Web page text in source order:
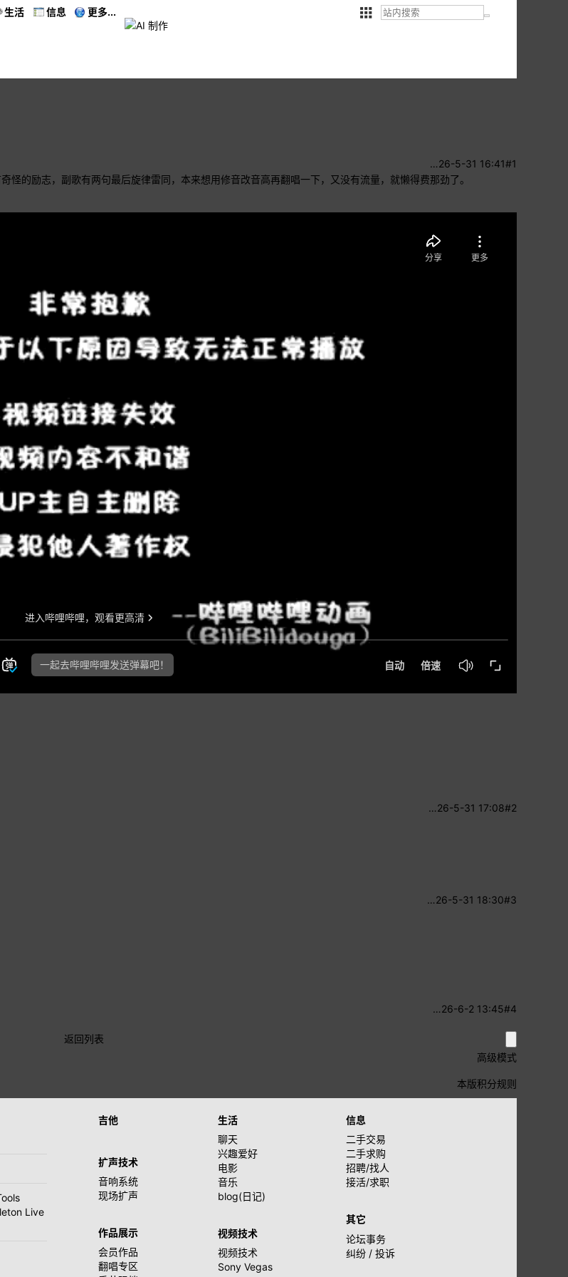
生活 信息 更多...
#1
26-5-31 16:41
…
怪的励志，副歌有两句最后旋律雷同，本来想用修音改音高再翻唱一下，又没有流量，就懒得费那劲了。
#2
26-5-31 17:08
…
#3
26-5-31 18:30
…
#4
26-6-2 13:45
…
返回列表
高级模式
本版积分规则
Live
吉他
扩声技术
音响系统
现场扩声
作品展示
会员作品
翻唱专区
生活
聊天
兴趣爱好
电影
音乐
blog(日记)
视频技术
视频技术
Sony Vegas
信息
二手交易
二手求购
招聘/找人
接活/求职
其它
论坛事务
纠纷 / 投诉